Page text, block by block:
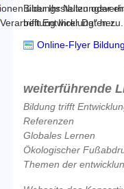
Bildungsstellen oder
trifft Entwicklung" her.
Online-Flyer
weiterführende
Bildung trifft
Referenzen
Globales Lernen
Ökologischer
Themen der
über Ihr
Ihrer Daten